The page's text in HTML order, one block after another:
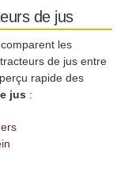
de jus
les
de jus entre
rapide des
jus :